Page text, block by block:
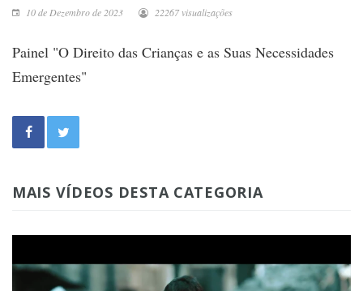
10 de Dezembro de 2023 22267 visualizações
Painel "O Direito das Crianças e as Suas Necessidades
Emergentes"
MAIS VÍDEOS DESTA CATEGORIA